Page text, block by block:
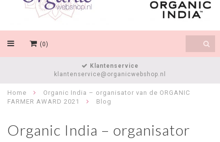
(0)
Klantenservice
klantenservice@organicwebshop.nl
Home
Organic India – organisator van de ORGANIC
FARMER AWARD 2021
Blog
Organic India – organisator